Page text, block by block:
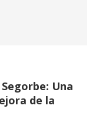
Una
de la